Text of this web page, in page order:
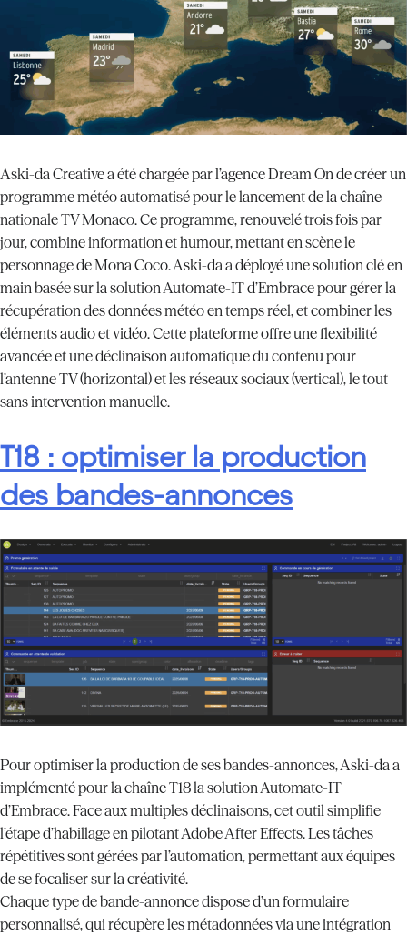
Aski-da Creative a été chargée par l’agence Dream On de créer un
programme météo automatisé pour le lancement de la chaîne
nationale TV Monaco. Ce programme, renouvelé trois fois par
jour, combine information et humour, mettant en scène le
personnage de Mona Coco. Aski-da a déployé une solution clé en
main basée sur la solution Automate-IT d’Embrace pour gérer la
récupération des données météo en temps réel, et combiner les
éléments audio et vidéo. Cette plateforme offre une flexibilité
avancée et une déclinaison automatique du contenu pour
l’antenne TV (horizontal) et les réseaux sociaux (vertical), le tout
sans intervention manuelle.
T18 : optimiser la production
des bandes-annonces
Pour optimiser la production de ses bandes-annonces, Aski-da a
implémenté pour la chaîne T18 la solution Automate-IT
d’Embrace. Face aux multiples déclinaisons, cet outil simplifie
l’étape d’habillage en pilotant Adobe After Effects. Les tâches
répétitives sont gérées par l’automation, permettant aux équipes
de se focaliser sur la créativité.
Chaque type de bande-annonce dispose d’un formulaire
personnalisé, qui récupère les métadonnées via une intégration